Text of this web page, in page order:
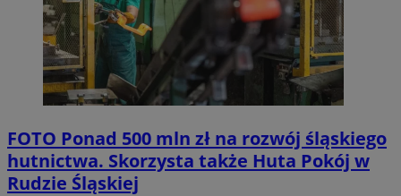
FOTO Ponad 500 mln zł na rozwój śląskiego
hutnictwa. Skorzysta także Huta Pokój w
Rudzie Śląskiej